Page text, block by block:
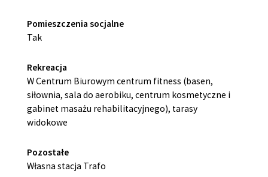
Pomieszczenia socjalne
Tak
Rekreacja
W Centrum Biurowym centrum fitness (basen,
siłownia, sala do aerobiku, centrum kosmetyczne i
gabinet masażu rehabilitacyjnego), tarasy
widokowe
Pozostałe
Własna stacja Trafo